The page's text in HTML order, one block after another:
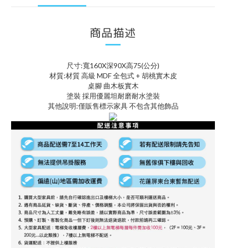
商品描述
尺寸:寬160X深90X高75(公分)
材質:材質 高級 MDF 全包式 + 胡桃實木皮
桌腳 曲木板實木
塗裝 採用優麗坦耐磨耐水塗裝
其他說明:僅販售標示家具 不包含其他飾品